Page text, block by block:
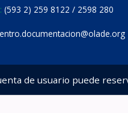
(593 2) 259 8122 / 2598 280
de usuario puede